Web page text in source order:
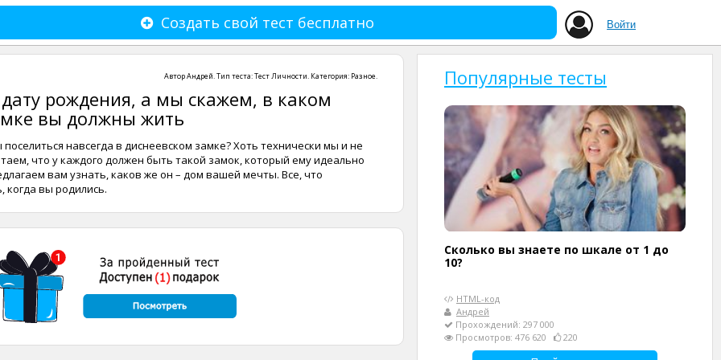
Войти
Создать свой тест бесплатно
АвторАндрей. Тип теста:Тест Личности. Категория: Разное.
рождения, а мы скажем, в каком
вы должны жить
навсегда в диснеевском замке? Хоть технически мы и не
что у каждого должен быть такой замок, который ему идеально
вам узнать, каков же он – дом вашей мечты. Все, что
когда вы родились.
Популярные тесты
Сколько вы знаете по шкале от 1 до
10?
HTML-код
Андрей
Прохождений: 297 000
Просмотров: 476 620
220